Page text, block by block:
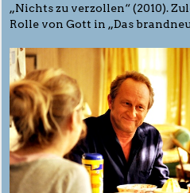
„Nichts zu verzollen“ (2010).
Rolle von Gott in „Das